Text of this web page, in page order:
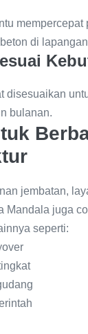
mempercepat
di
disesuaikan
bulanan.
jembatan,
Mandala juga
seperti: